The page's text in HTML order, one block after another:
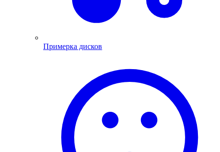
Примерка дисков